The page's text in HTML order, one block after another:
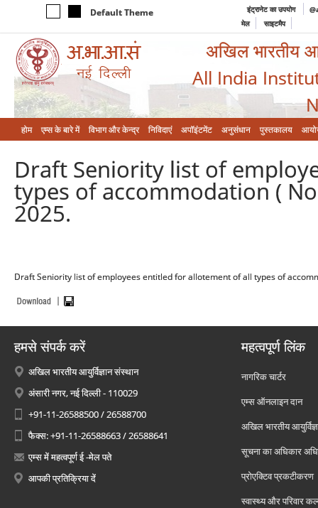
Default Theme इंट्रानेट का उपयोग
मेल
साइटमैप
अखिल भारतीय
All India
होम एम्‍स के बारे में विभाग और केन्‍द्र निविदाएं अपॉइंटमेंट अनुसंधान पुस्तकालय
Draft Seniority list of
types of accommodation (
2025.
Draft Seniority list of employees entitled for allotement of all types of
हमसे संपर्क करें
अखिल भारतीय आयुर्विज्ञान संस्थान
अंसारी नगर, नई दिल्ली - 110029
+91-11-26588500 / 26588700
फैक्स: +91-11-26588663 / 26588641
एम्स में महत्वपूर्ण ई -मेल पते
आपकी प्रतिक्रिया दें
महत्वपूर्ण लिंक
नागरिक चार्टर
एम्स ऑनलाइन दान
अखिल भारतीय
सूचना का अधिकार
प्रोएक्टिव प्रकटीकरण
स्वास्थ्य और परिवार